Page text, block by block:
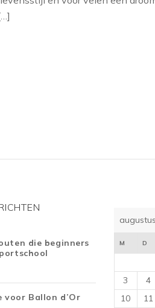
die beginners
voor Ballon d’Or
M D
3
4
10
11